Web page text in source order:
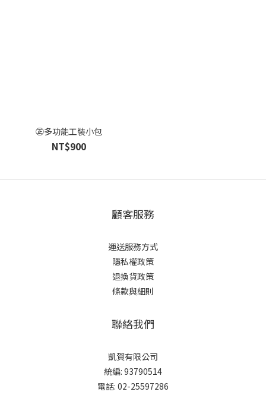
㊣多功能工裝小包
NT$900
顧客服務
運送服務方式
隱私權政策
退換貨政策
條款與細則
聯絡我們
凱賀有限公司
統編: 93790514
電話: 02-25597286